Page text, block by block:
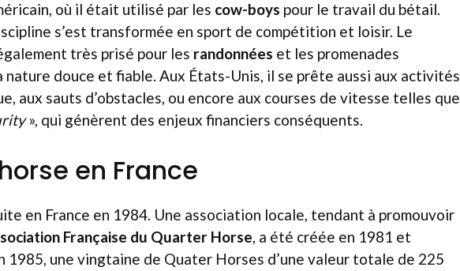
où il était utilisé par les cow-boys pour le travail du bétail.
s’est transformée en sport de compétition et loisir. Le
très prisé pour les randonnées et les promenades
nature douce et fiable. Aux États-Unis, il se prête aussi aux activités
aux sauts d’obstacles, ou encore aux courses de vitesse telles que
», qui génèrent des enjeux financiers conséquents.
en France
en France en 1984. Une association locale, tendant à promouvoir
Française du Quarter Horse, a été créée en 1981 et
1985, une vingtaine de Quater Horses d’une valeur totale de 225